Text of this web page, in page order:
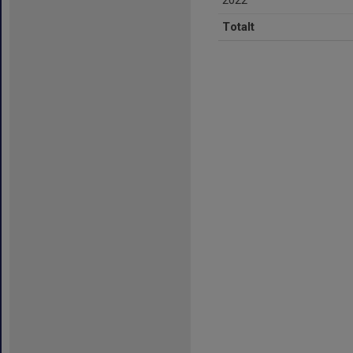
Totalt